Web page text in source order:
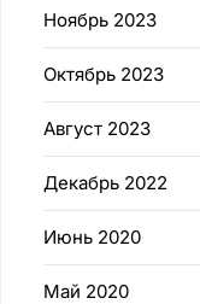
Ноябрь 2023
Октябрь 2023
Август 2023
Декабрь 2022
Июнь 2020
Май 2020